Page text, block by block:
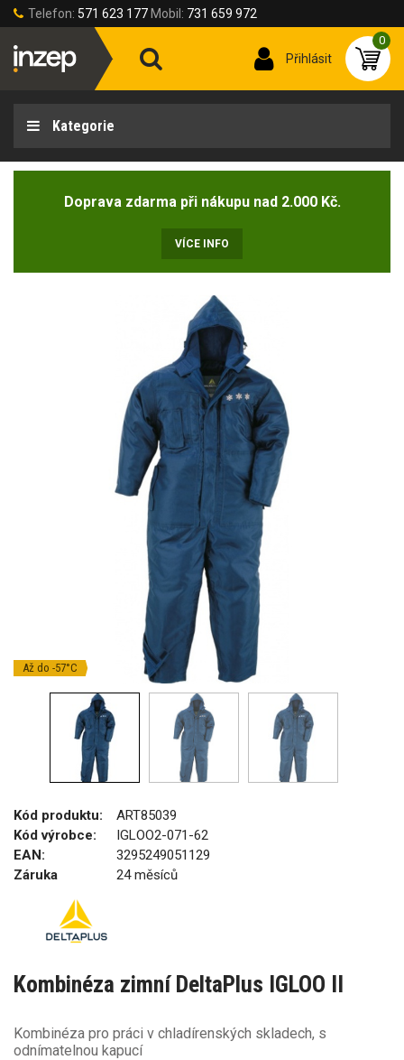
Telefon: 571 623 177 Mobil: 731 659 972
Přihlásit
0
Kategorie
Doprava zdarma při nákupu nad 2.000 Kč.
VÍCE INFO
Až do -57°C
Kód produktu:
ART85039
Kód výrobce:
IGLOO2-071-62
EAN:
3295249051129
Záruka
24 měsíců
Kombinéza zimní DeltaPlus IGLOO II
Kombinéza pro práci v chladírenských skladech, s
odnímatelnou kapucí